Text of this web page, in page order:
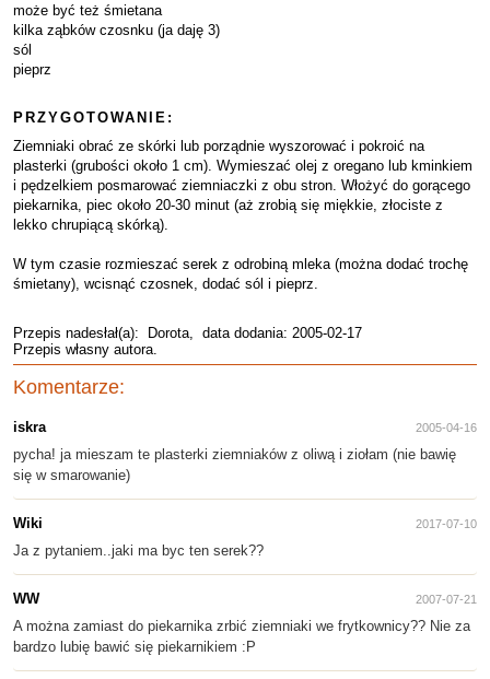
może być też śmietana
kilka ząbków czosnku (ja daję 3)
sól
pieprz
PRZYGOTOWANIE:
Ziemniaki obrać ze skórki lub porządnie wyszorować i pokroić na
plasterki (grubości około 1 cm). Wymieszać olej z oregano lub kminkiem
i pędzelkiem posmarować ziemniaczki z obu stron. Włożyć do gorącego
piekarnika, piec około 20-30 minut (aż zrobią się miękkie, złociste z
lekko chrupiącą skórką).
W tym czasie rozmieszać serek z odrobiną mleka (można dodać trochę
śmietany), wcisnąć czosnek, dodać sól i pieprz.
Przepis nadesłał(a): Dorota, data dodania: 2005-02-17
Przepis własny autora.
Komentarze:
iskra 2005-04-16
pycha! ja mieszam te plasterki ziemniaków z oliwą i ziołam (nie bawię
się w smarowanie)
Wiki 2017-07-10
Ja z pytaniem..jaki ma byc ten serek??
WW 2007-07-21
A można zamiast do piekarnika zrbić ziemniaki we frytkownicy?? Nie za
bardzo lubię bawić się piekarnikiem :P